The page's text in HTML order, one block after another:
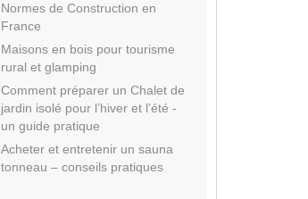
Normes de Construction en
France
Maisons en bois pour tourisme
rural et glamping
Comment préparer un Chalet de
jardin isolé pour l’hiver et l’été -
un guide pratique
Acheter et entretenir un sauna
tonneau – conseils pratiques